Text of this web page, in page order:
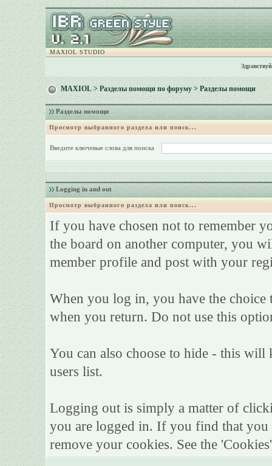
MAXIOL STUDIO
MAXIOL>Разделы помощи по форуму> Разделы помощи
Разделы помощи
Просмотр выбранного раздела или поиск...
Введите ключевые слова для поиска
Logging in and out
Просмотр выбранного раздела или поиск...
If you have chosen not to remember
the board on another computer, you
member profile and post with your
When you log in, you have the
when you return. Do not use this
You can also choose to hide - this
users list.
Logging out is simply a matter of
you are logged in. If you find that you
remove your cookies. See the